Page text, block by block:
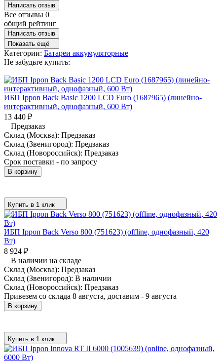
Написать отзыв
Все отзывы 0
общий рейтинг
Написать отзыв
Показать ещё
Категории: Батареи аккумуляторные
Не забудьте купить:
ИБП Ippon Back Basic 1200 LCD Euro (1687965) (линейно-
интерактивный, однофазный, 600 Вт)
13 440 ₽
Предзаказ
Склад (Москва): Предзаказ
Склад (Звенигород): Предзаказ
Склад (Новороссийск): Предзаказ
Срок поставки - по запросу
В корзину
Купить в 1 клик
ИБП Ippon Back Verso 800 (751623) (offline, однофазный, 420
Вт)
8 924 ₽
В наличии на складе
Склад (Москва): Предзаказ
Склад (Звенигород): В наличии
Склад (Новороссийск): Предзаказ
Привезем со склада 8 августа, доставим - 9 августа
В корзину
Купить в 1 клик